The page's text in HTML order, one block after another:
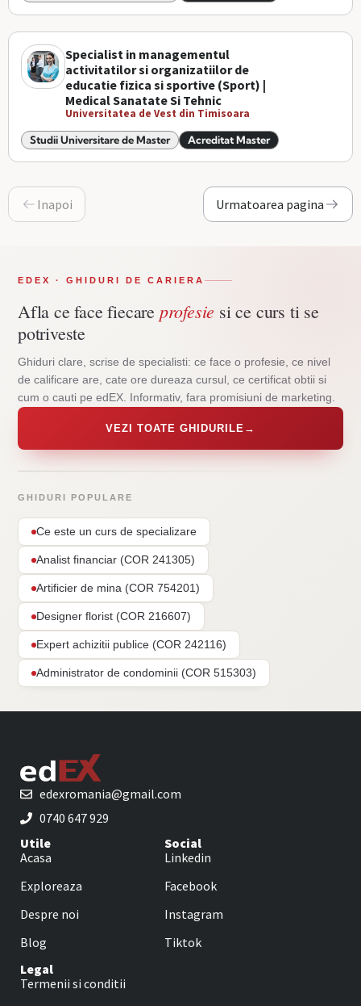
Specialist in managementul
activitatilor si organizatiilor de
educatie fizica si sportive (Sport) |
Medical Sanatate Si Tehnic
Universitatea de Vest din Timisoara
Studii Universitare de Master Acreditat Master
Inapoi Urmatoarea pagina
EDEX · GHIDURI DE CARIERA
Afla ce face fiecare profesie si ce curs ti se
potriveste
Ghiduri clare, scrise de specialisti: ce face o profesie, ce nivel
de calificare are, cate ore dureaza cursul, ce certificat obtii si
cum o cauti pe edEX. Informativ, fara promisiuni de marketing.
VEZI TOATE GHIDURILE →
GHIDURI POPULARE
Ce este un curs de specializare
Analist financiar (COR 241305)
Artificier de mina (COR 754201)
Designer florist (COR 216607)
Expert achizitii publice (COR 242116)
Administrator de condominii (COR 515303)
edexromania@gmail.com
0740 647 929
Utile
Acasa
Exploreaza
Despre noi
Blog
Social
Linkedin
Facebook
Instagram
Tiktok
Legal
Termenii si conditii